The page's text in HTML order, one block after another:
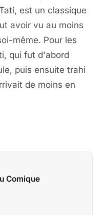
est un classique
avoir vu au moins
même. Pour les
qui fut d'abord
puis ensuite trahi
de moins en
Comique